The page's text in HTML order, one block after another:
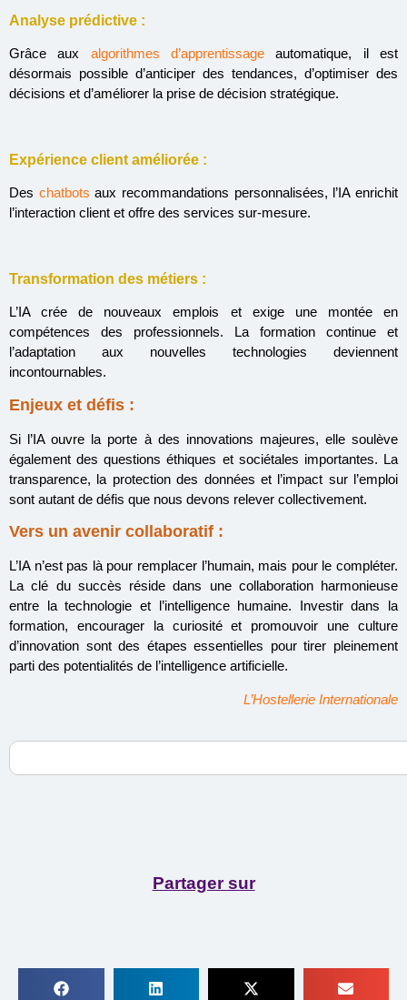
Analyse prédictive :
Grâce aux algorithmes d’apprentissage automatique, il est
désormais possible d’anticiper des tendances, d’optimiser des
décisions et d’améliorer la prise de décision stratégique.
Expérience client améliorée :
Des chatbots aux recommandations personnalisées, l’IA enrichit
l’interaction client et offre des services sur-mesure.
Transformation des métiers :
L’IA crée de nouveaux emplois et exige une montée en
compétences des professionnels. La formation continue et
l’adaptation aux nouvelles technologies deviennent
incontournables.
Enjeux et défis :
Si l’IA ouvre la porte à des innovations majeures, elle soulève
également des questions éthiques et sociétales importantes. La
transparence, la protection des données et l’impact sur l’emploi
sont autant de défis que nous devons relever collectivement.
Vers un avenir collaboratif :
L’IA n’est pas là pour remplacer l’humain, mais pour le compléter.
La clé du succès réside dans une collaboration harmonieuse
entre la technologie et l’intelligence humaine. Investir dans la
formation, encourager la curiosité et promouvoir une culture
d’innovation sont des étapes essentielles pour tirer pleinement
parti des potentialités de l’intelligence artificielle.
L’Hostellerie Internationale
Partager sur